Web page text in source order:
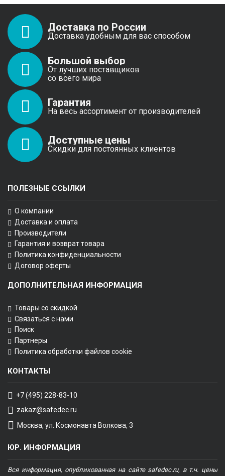
Доставка по России
Доставка удобным для вас способом
Большой выбор
От лучших поставщиков
со всего мира
Гарантия
На весь ассортимент от производителей
Доступные цены
Скидки для постоянных клиентов
ПОЛЕЗНЫЕ ССЫЛКИ
О компании
Доставка и оплата
Производители
Гарантия и возврат товара
Политика конфиденциальности
Договор оферты
ДОПОЛНИТЕЛЬНАЯ ИНФОРМАЦИЯ
Товары со скидкой
Связаться с нами
Поиск
Партнеры
Политика обработки файлов cookie
КОНТАКТЫ
+7 (495) 228-83-10
zakaz@safedec.ru
Москва, ул. Космонавта Волкова, 3
ЮР. ИНФОРМАЦИЯ
Вся информация, опубликованная на сайте safedec.ru, в т.ч. цены